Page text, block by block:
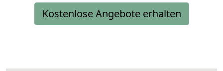
Kostenlose Angebote erhalten